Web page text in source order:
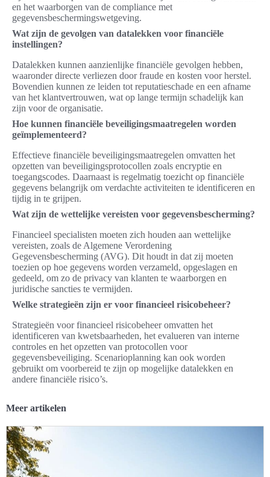
en het waarborgen van de compliance met
gegevensbeschermingswetgeving.
Wat zijn de gevolgen van datalekken voor financiële
instellingen?
Datalekken kunnen aanzienlijke financiële gevolgen hebben,
waaronder directe verliezen door fraude en kosten voor herstel.
Bovendien kunnen ze leiden tot reputatieschade en een afname
van het klantvertrouwen, wat op lange termijn schadelijk kan
zijn voor de organisatie.
Hoe kunnen financiële beveiligingsmaatregelen worden
geïmplementeerd?
Effectieve financiële beveiligingsmaatregelen omvatten het
opzetten van beveiligingsprotocollen zoals encryptie en
toegangscodes. Daarnaast is regelmatig toezicht op financiële
gegevens belangrijk om verdachte activiteiten te identificeren en
tijdig in te grijpen.
Wat zijn de wettelijke vereisten voor gegevensbescherming?
Financieel specialisten moeten zich houden aan wettelijke
vereisten, zoals de Algemene Verordening
Gegevensbescherming (AVG). Dit houdt in dat zij moeten
toezien op hoe gegevens worden verzameld, opgeslagen en
gedeeld, om zo de privacy van klanten te waarborgen en
juridische sancties te vermijden.
Welke strategieën zijn er voor financieel risicobeheer?
Strategieën voor financieel risicobeheer omvatten het
identificeren van kwetsbaarheden, het evalueren van interne
controles en het opzetten van protocollen voor
gegevensbeveiliging. Scenarioplanning kan ook worden
gebruikt om voorbereid te zijn op mogelijke datalekken en
andere financiële risico’s.
Meer artikelen